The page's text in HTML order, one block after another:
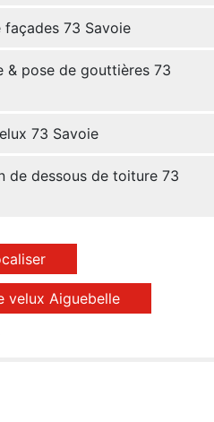
façades 73 Savoie
& pose de gouttières 73
73 Savoie
de dessous de toiture 73
velux Aiguebelle